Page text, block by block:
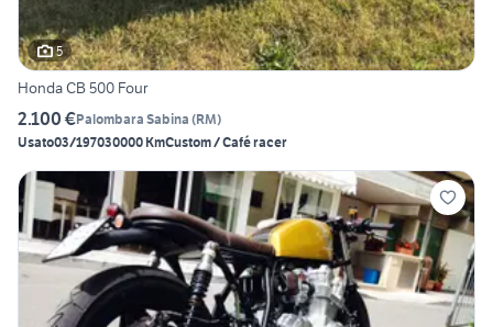
5
Honda CB 500 Four
2.100 €Palombara Sabina (RM)
Usato03/197030000 KmCustom / Café racer